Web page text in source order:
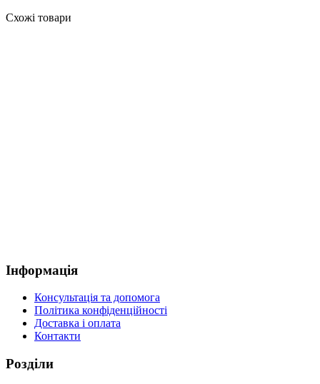
Схожі товари
Інформація
Консультація та допомога
Політика конфіденційності
Доставка і оплата
Контакти
Розділи